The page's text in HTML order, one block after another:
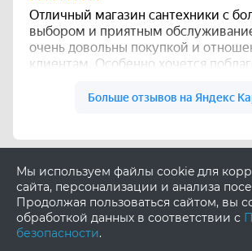
Мы используем файлы cookie для
сайта, персонализации и анализа
Продолжая пользоваться сайтом, вы
обработкой данных в соответствии с
безопасности.